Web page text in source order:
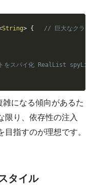
String> {
// 巨大なクラス
トをスパイ化 RealList
になる傾向があるた
限り、依存性の注入
目指すのが理想です。
タイル